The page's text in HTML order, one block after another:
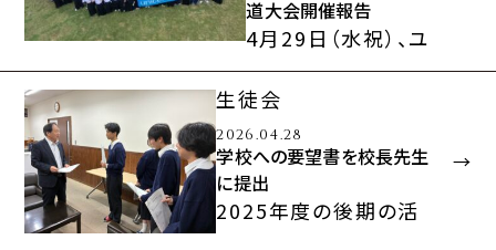
アクセス（学園）
クラブ活動
進路指導
総合型選抜への対策
進路実績
入試情報
道大会開催報告
4月29日（水祝）、ユ
ニセフチャリティー
弓道大会を開催い
たしました。本大会
は、201…
生徒会
2026.04.28
学校への要望書を校長先生
に提出
2025年度の後期の活